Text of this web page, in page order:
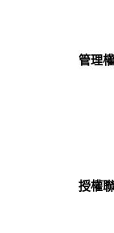
管理權
授權